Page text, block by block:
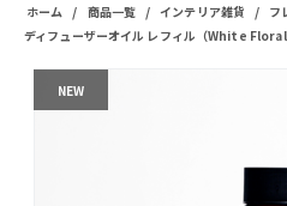
ホーム / 商品一覧 / インテリア雑貨 / フ
ディフューザーオイル レフィル（White Floral
NEW